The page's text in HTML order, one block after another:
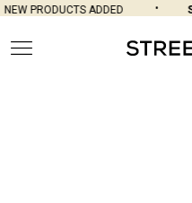
PRODUCTS ADDED